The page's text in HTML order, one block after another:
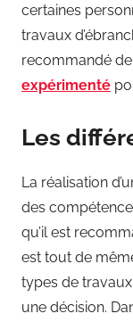
certaines
travaux
recommandé de
expérimenté
Les
La réalisation
des
qu’il est
est tout de
types de
une décision.